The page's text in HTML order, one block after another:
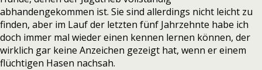
abhandengekommen ist. Sie sind allerdings nicht leicht zu
finden, aber im Lauf der letzten fünf Jahrzehnte habe ich
doch immer mal wieder einen kennen lernen können, der
wirklich gar keine Anzeichen gezeigt hat, wenn er einem
flüchtigen Hasen nachsah.